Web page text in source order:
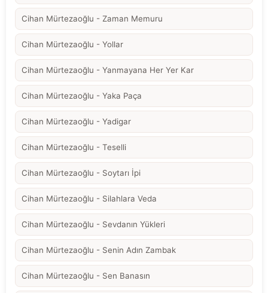
Cihan Mürtezaoğlu - Zaman Memuru
Cihan Mürtezaoğlu - Yollar
Cihan Mürtezaoğlu - Yanmayana Her Yer Kar
Cihan Mürtezaoğlu - Yaka Paça
Cihan Mürtezaoğlu - Yadigar
Cihan Mürtezaoğlu - Teselli
Cihan Mürtezaoğlu - Soytarı İpi
Cihan Mürtezaoğlu - Silahlara Veda
Cihan Mürtezaoğlu - Sevdanın Yükleri
Cihan Mürtezaoğlu - Senin Adın Zambak
Cihan Mürtezaoğlu - Sen Banasın